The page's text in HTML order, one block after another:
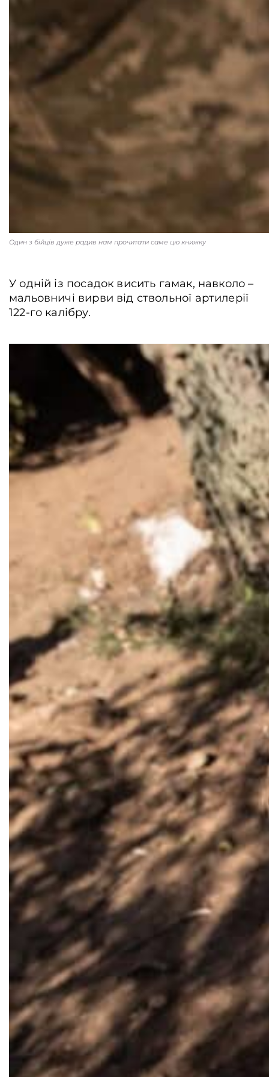
Один з бійців дуже радив нам прочитати саме цю книжку
У одній із посадок висить гамак, навколо –
мальовничі вирви від ствольної артилерії
122-го калібру.